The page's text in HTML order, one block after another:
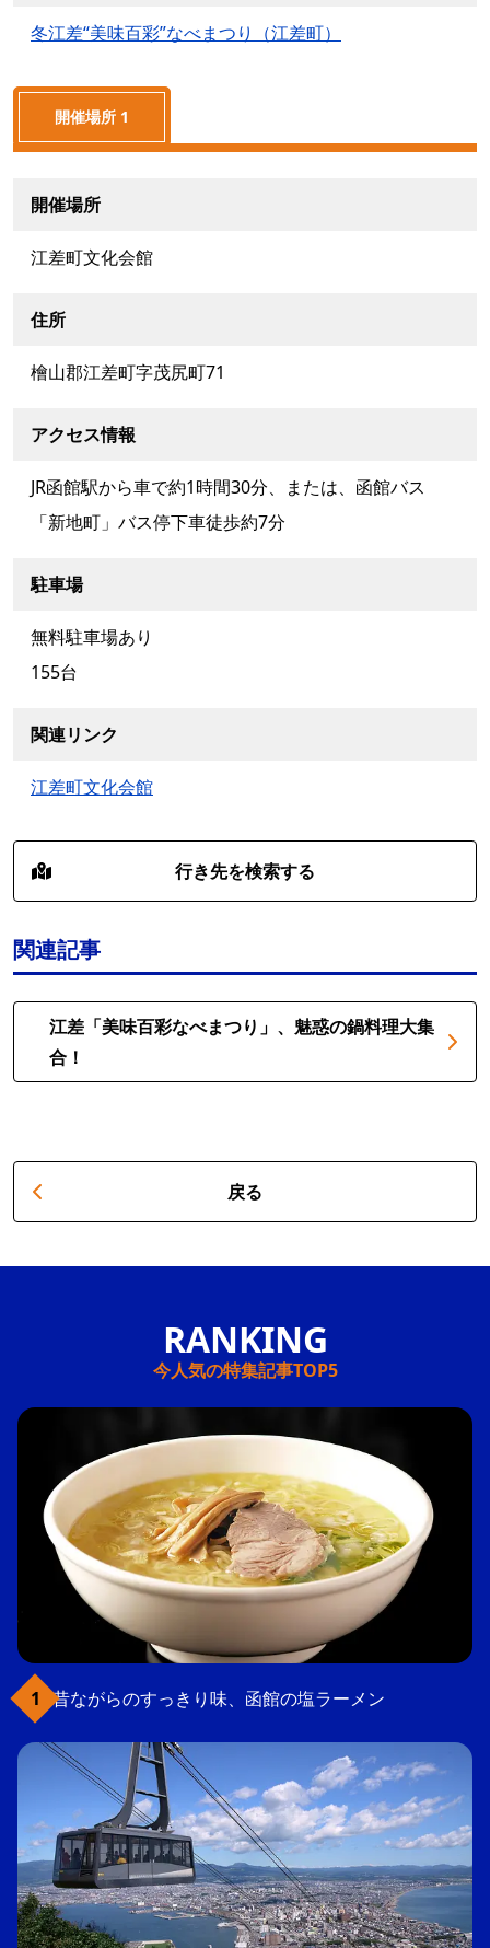
冬江差“美味百彩”なべまつり（江差町）
開催場所 1
開催場所
江差町文化会館
住所
檜山郡江差町字茂尻町71
アクセス情報
JR函館駅から車で約1時間30分、または、函館バス
「新地町」バス停下車徒歩約7分
駐車場
無料駐車場あり
155台
関連リンク
江差町文化会館
行き先を検索する
関連記事
江差「美味百彩なべまつり」、魅惑の鍋料理大集
合！
戻る
今人気の特集記事TOP5
昔ながらのすっきり味、函館の塩ラーメン